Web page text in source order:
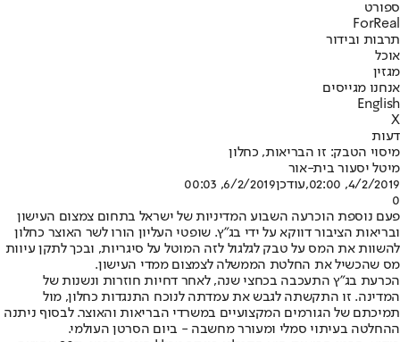
ספורט
ForReal
תרבות ובידור
אוכל
מגזין
אנחנו מגייסים
English
X
דעות
מיסוי הטבק: זו הבריאות, כחלון
מיטל יסעור בית-אור
4/2/2019, 02:00
,עודכן6/2/2019, 00:03
0
פעם נוספת הוכרעה השבוע המדיניות של ישראל בתחום צמצום העישון
ובריאות הציבור דווקא על ידי בג"ץ. שופטי העליון הורו לשר האוצר כחלון
להשוות את המס על טבק לגלגול לזה המוטל על סיגריות, ובכך לתקן עיוות
מס שהכשיל את החלטת הממשלה לצמצום ממדי העישון.
הכרעת בג"ץ התעכבה בכחצי שנה, לאחר דחיות חוזרות ונשנות של
המדינה. זו התקשתה לגבש את עמדתה לנוכח התנגדות כחלון, מול
תמיכתם של הגורמים המקצועיים במשרדי הבריאות והאוצר. לבסוף ניתנה
ההחלטה בעיתוי סמלי ומעורר מחשבה - ביום הסרטן העולמי.